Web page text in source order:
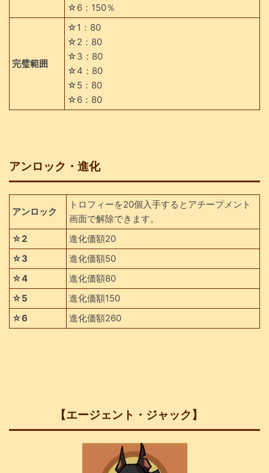
☆6：150％
完璧範囲
☆1：80
☆2：80
☆3：80
☆4：80
☆5：80
☆6：80
アンロック・進化
アンロック
トロフィーを20個入手するとアチープメント
画面で解除できます。
☆2
進化価額20
☆3
進化価額50
☆4
進化価額80
☆5
進化価額150
☆6
進化価額260
【エージェント・ジャック】